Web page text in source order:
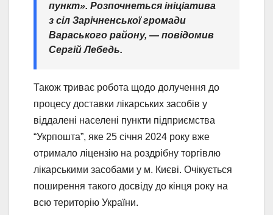
пункт». Розпочнеться ініціатива
з сіл Зарічненської громади
Вараського району, — повідомив
Сергій Лебедь.
Також триває робота щодо долучення до
процесу доставки лікарських засобів у
віддалені населені пункти підприємства
“Укрпошта”, яке 25 січня 2024 року вже
отримало ліцензію на роздрібну торгівлю
лікарськими засобами у м. Києві. Очікується
поширення такого досвіду до кінця року на
всю територію України.